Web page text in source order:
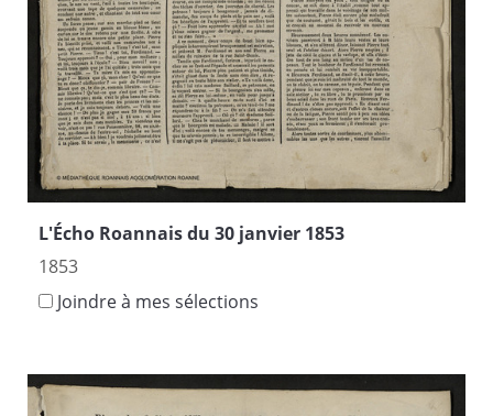
L'Écho Roannais du 30 janvier 1853
1853
Joindre à mes sélections